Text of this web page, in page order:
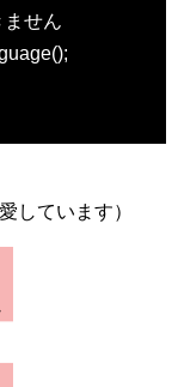
せん
しています）